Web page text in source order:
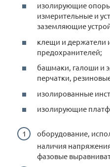
изолирующие
измерительные и
заземляющие
клещи и держатели
предохранителей;
башмаки, галоши и
перчатки,
изолированные
изолирующие
оборудование,
наличия
фазовые